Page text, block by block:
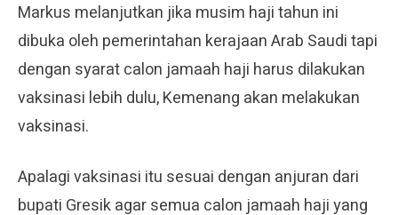
Markus melanjutkan jika musim haji tahun ini
dibuka oleh pemerintahan kerajaan Arab Saudi tapi
dengan syarat calon jamaah haji harus dilakukan
vaksinasi lebih dulu, Kemenang akan melakukan
vaksinasi.
Apalagi vaksinasi itu sesuai dengan anjuran dari
bupati Gresik agar semua calon jamaah haji yang